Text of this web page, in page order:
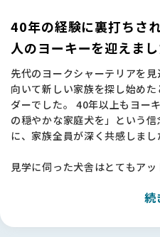
【BreederFamiliesへ】
今回、鈴木ブリーダーとの素
のは、間違いなく
単なる仲介サイトではなく、
て「動物福祉」に真正面から
なら信頼できると確信して一
代表の吉村さんが発信されて
ことへの覚悟と誠実さが伝わ
会いを含め、終始あたたかな
日本も諸外国のように、動物
そんな願いを形にしようとし
も心から応援しています。素
40年の経験に裏打ちさ
人のヨーキーを迎えま
先代のヨークシャーテリアを
向いて新しい家族を探し始め
ダーでした。 40年以上もヨー
の穏やかな家庭犬を」という
に、家族全員が深く共感しまし
見学に伺った犬舎はとてもア
くしている姿に大きな安心感を
も決め手の一つです。
続